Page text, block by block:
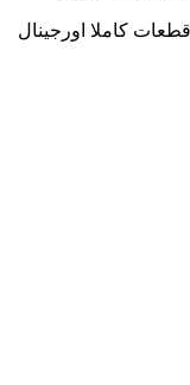
کاملا اورجینال